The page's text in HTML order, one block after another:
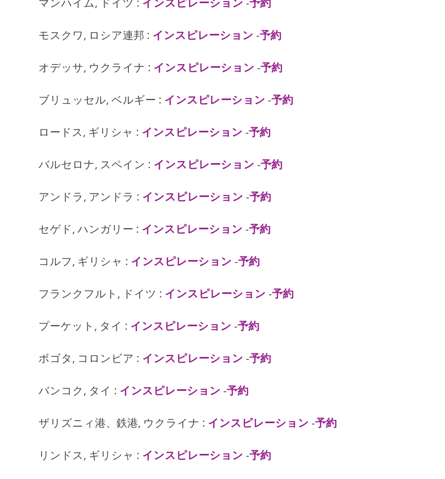
モスクワ, ロシア連邦 : インスピレーション -予約
オデッサ, ウクライナ : インスピレーション -予約
ブリュッセル, ベルギー : インスピレーション -予約
ロードス, ギリシャ : インスピレーション -予約
バルセロナ, スペイン : インスピレーション -予約
アンドラ, アンドラ : インスピレーション -予約
セゲド, ハンガリー : インスピレーション -予約
コルフ, ギリシャ : インスピレーション -予約
フランクフルト, ドイツ : インスピレーション -予約
プーケット, タイ : インスピレーション -予約
ボゴタ, コロンビア : インスピレーション -予約
バンコク, タイ : インスピレーション -予約
ザリズニィ港、鉄港, ウクライナ : インスピレーション -予約
リンドス, ギリシャ : インスピレーション -予約